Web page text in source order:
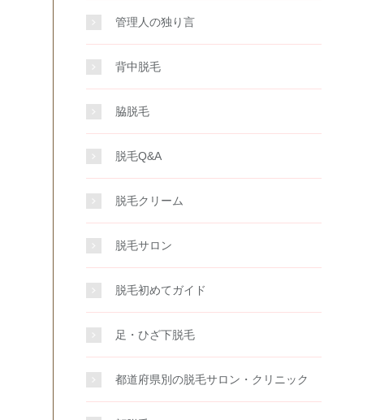
管理人の独り言
背中脱毛
脇脱毛
脱毛Q&A
脱毛クリーム
脱毛サロン
脱毛初めてガイド
足・ひざ下脱毛
都道府県別の脱毛サロン・クリニック